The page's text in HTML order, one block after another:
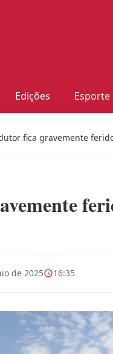
Edições Esporte
fica gravemente
de 2025 16:35